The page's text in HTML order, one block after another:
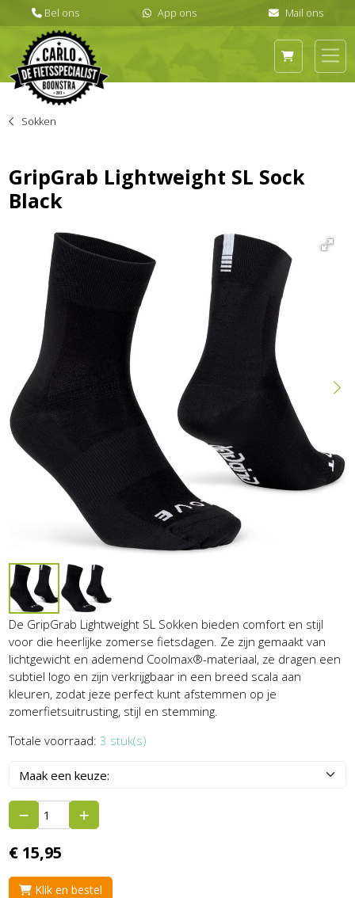
Sokken
GripGrab Lightweight SL Sock
Black
De GripGrab Lightweight SL Sokken bieden comfort en stijl
voor die heerlijke zomerse fietsdagen. Ze zijn gemaakt van
lichtgewicht en ademend Coolmax®-materiaal, ze dragen een
subtiel logo en zijn verkrijgbaar in een breed scala aan
kleuren, zodat jeze perfect kunt afstemmen op je
zomerfietsuitrusting, stijl en stemming.
Totale voorraad:3 stuk(s)
€ 15,95
Klik en bestel